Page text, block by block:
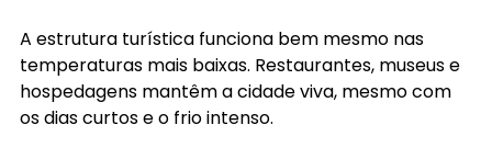
A estrutura turística funciona bem mesmo nas
temperaturas mais baixas. Restaurantes, museus e
hospedagens mantêm a cidade viva, mesmo com
os dias curtos e o frio intenso.